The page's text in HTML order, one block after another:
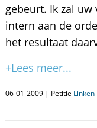
gebeurt. Ik zal uw
intern aan de
het resultaat
+Lees meer...
06-01-2009 | Petitie